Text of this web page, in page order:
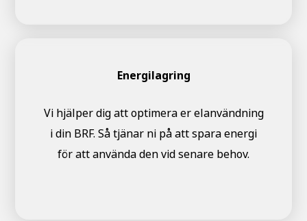
Energilagring
Vi hjälper dig att optimera er elanvändning
i din BRF. Så tjänar ni på att spara energi
för att använda den vid senare behov.